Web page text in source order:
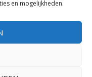
en mogelijkheden.